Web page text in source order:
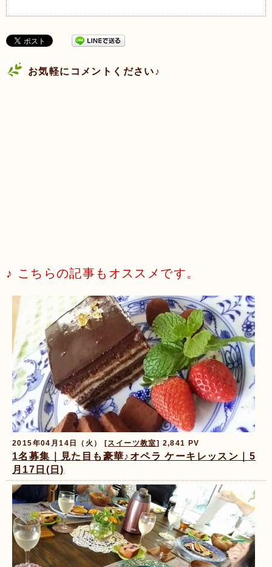
お気軽にコメントください♪
♪ こちらの記事もオススメです。
2015年04月14日（火） [スイーツ教室] 2,841 PV
1名募集｜見た目も豪華♪オペラ ケーキレッスン｜5
月17日(日)